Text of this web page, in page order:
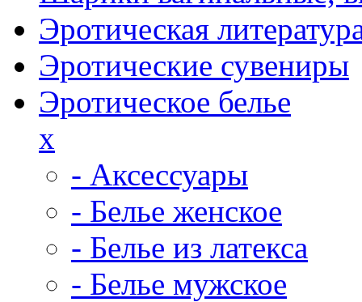
Эротическая
Эротические сувениры
Эротическое белье
x
- Аксессуары
- Белье женское
- Белье из латекса
- Белье мужское